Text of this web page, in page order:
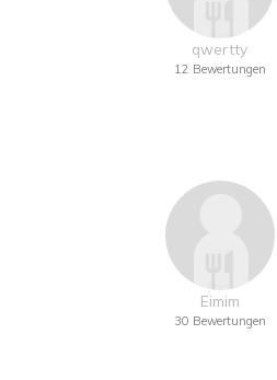
qwertty
12 Bewertungen
Eimim
30 Bewertungen